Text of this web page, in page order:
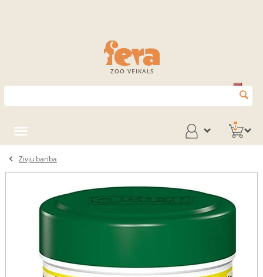
ZOO VEIKALS
0
Zivju barība